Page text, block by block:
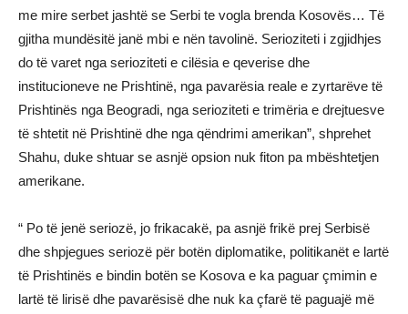
me mire serbet jashtë se Serbi te vogla brenda Kosovës… Të
gjitha mundësitë janë mbi e nën tavolinë. Serioziteti i zgjidhjes
do të varet nga serioziteti e cilësia e qeverise dhe
institucioneve ne Prishtinë, nga pavarësia reale e zyrtarëve të
Prishtinës nga Beogradi, nga serioziteti e trimëria e drejtuesve
të shtetit në Prishtinë dhe nga qëndrimi amerikan”, shprehet
Shahu, duke shtuar se asnjë opsion nuk fiton pa mbështetjen
amerikane.
“ Po të jenë seriozë, jo frikacakë, pa asnjë frikë prej Serbisë
dhe shpjegues seriozë për botën diplomatike, politikanët e lartë
të Prishtinës e bindin botën se Kosova e ka paguar çmimin e
lartë të lirisë dhe pavarësisë dhe nuk ka çfarë të paguajë më